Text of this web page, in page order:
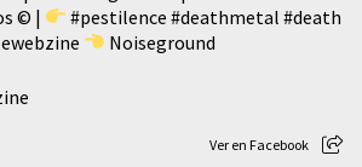
© |
#pestilence #deathmetal #death
Noiseground
Ver en Facebook